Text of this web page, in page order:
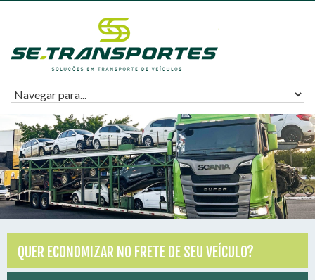
QUER ECONOMIZAR NO FRETE DE SEU VEÍCULO?